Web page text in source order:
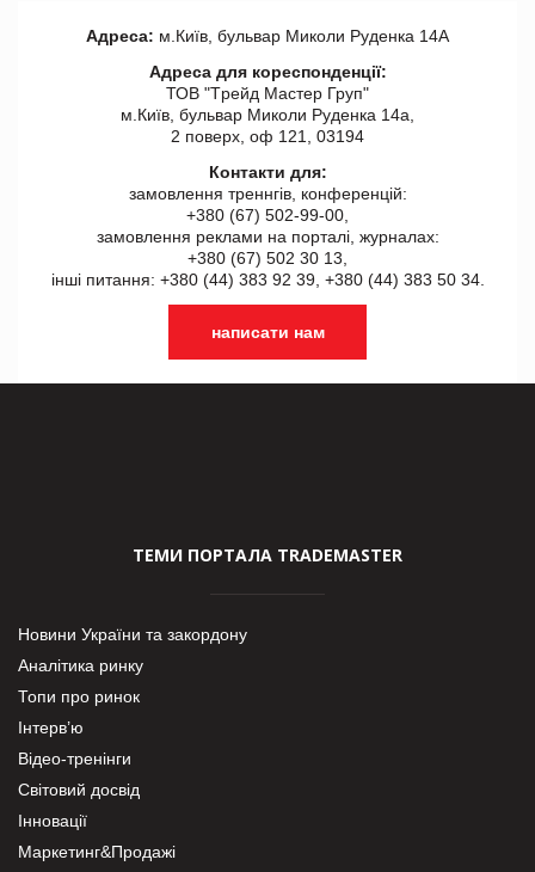
Адреса: м.Київ, бульвар Миколи Руденка 14А
Адреса для кореспонденції:
ТОВ "Tрейд Мастер Груп"
м.Київ, бульвар Миколи Руденка 14а,
2 поверх, оф 121, 03194
Контакти для:
замовлення треннгів, конференцій:
+380 (67) 502-99-00,
замовлення реклами на порталі, журналах:
+380 (67) 502 30 13,
інші питання: +380 (44) 383 92 39, +380 (44) 383 50 34.
написати нам
ТЕМИ ПОРТАЛА TRADEMASTER
Новини України та закордону
Аналітика ринку
Топи про ринок
Інтерв’ю
Відео-тренінги
Світовий досвід
Інновації
Маркетинг&Продажі